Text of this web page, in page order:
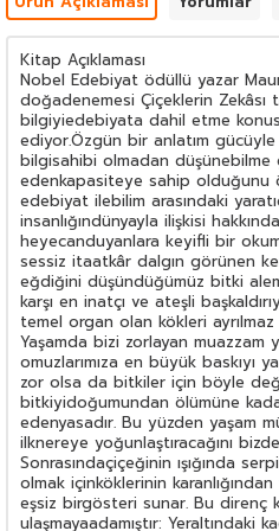
Kitap Açıklaması
Nobel Edebiyat ödüllü yazar
doğadenemesi Çiçeklerin Zekâsı
bilgiyiedebiyata dahil etme
ediyor.Özgün bir anlatım
bilgisahibi olmadan
edenkapasiteye sahip olduğunu
edebiyat ilebilim arasındaki
insanlığındünyayla ilişkisi
heyecanduyanlara keyifli bir
sessiz itaatkâr dalgın görünen
eğdiğini düşündüğümüz bitki
karşı en inatçı ve ateşli
temel organ olan kökleri
Yaşamda bizi zorlayan muazzam
omuzlarımıza en büyük baskıyı
zor olsa da bitkiler için böyle
bitkiyidoğumundan ölümüne
edenyasadır. Bu yüzden yaşam
ilknereye yoğunlaştıracağını
Sonrasındaçiçeğinin ışığında
olmak içinköklerinin
eşsiz birgösteri sunar. Bu direnç
ulaşmayaadamıştır: Yeraltındaki